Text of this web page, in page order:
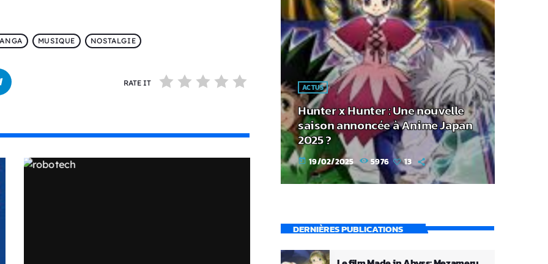
MUSIQUE NOSTALGIE
RATE IT ACTUS
Hunter x Hunter : Une nouvelle
saison annoncée à Anime Japan
2025 ?
today 19/02/2025 5976 13
DERNIÈRES PUBLICATIONS